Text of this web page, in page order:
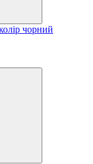
чорний